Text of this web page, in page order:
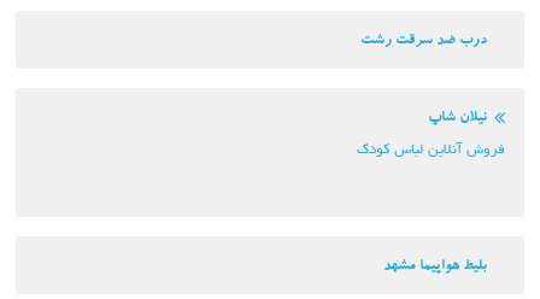
سرقت رشت
لباس کودک
مشهد